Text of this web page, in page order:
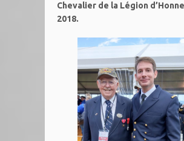
Chevalier de la Légion
2018.